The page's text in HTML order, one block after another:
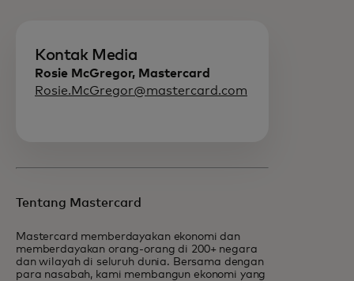
Kontak Media
Rosie McGregor, Mastercard
Rosie.McGregor@mastercard.com
Tentang Mastercard
Mastercard memberdayakan ekonomi dan
memberdayakan orang-orang di 200+ negara
dan wilayah di seluruh dunia. Bersama dengan
para nasabah, kami membangun ekonomi yang